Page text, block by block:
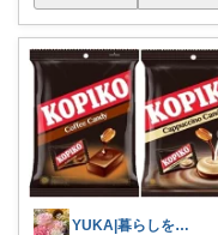
YUKA|暮らしを整える